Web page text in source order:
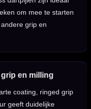
om mee te starten
grip en
en milling
coating, ringed grip
geeft duidelijke